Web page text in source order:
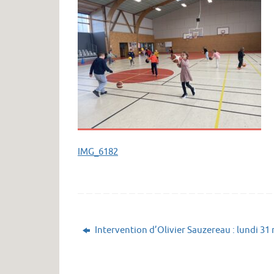
IMG_6182
Intervention d’Olivier Sauzereau : lundi 31